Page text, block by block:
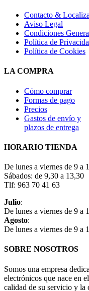
Contacto &
Aviso Legal
Condiciones
Política de
Política de Cookies
LA COMPRA
Cómo comprar
Formas de pago
Precios
Gastos de envío y
plazos de entrega
HORARIO TIENDA
De lunes a viernes de 9 a
Sábados: de 9,30 a 13,30
Tlf: 963 70 41 63
Julio:
De lunes a viernes de 9 a
Agosto:
De lunes a viernes de 9 a
SOBRE NOSOTROS
Somos una empresa
electrónicos que nace en
calidad de su servicio y la